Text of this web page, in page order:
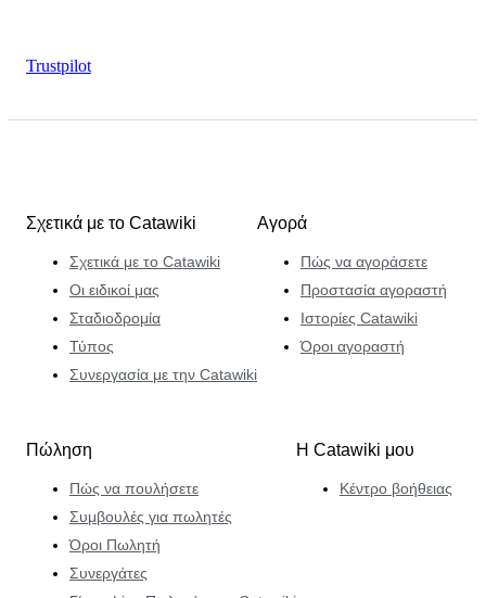
Trustpilot
Σχετικά με το Catawiki
Σχετικά με το Catawiki
Οι ειδικοί μας
Σταδιοδρομία
Τύπος
Συνεργασία με την Catawiki
Αγορά
Πώς να αγοράσετε
Προστασία αγοραστή
Ιστορίες Catawiki
Όροι αγοραστή
Πώληση
Πώς να πουλήσετε
Συμβουλές για πωλητές
Όροι Πωλητή
Συνεργάτες
Η Catawiki μου
Κέντρο βοήθειας